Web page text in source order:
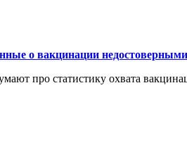
о вакцинации недостоверными
про статистику охвата